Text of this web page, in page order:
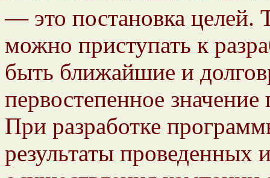
— это постановка целей.
можно приступать к
быть ближайшие и
первостепенное
При разработке
результаты проведенных